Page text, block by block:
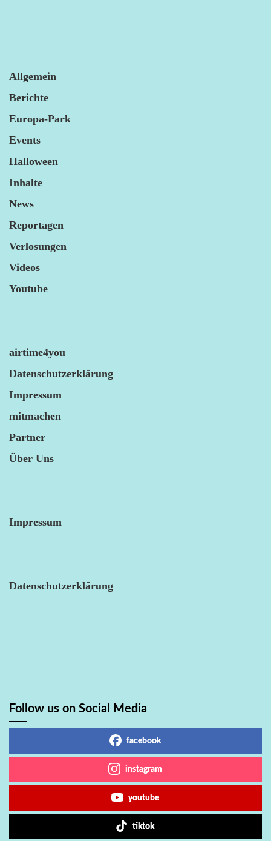
Allgemein
Berichte
Europa-Park
Events
Halloween
Inhalte
News
Reportagen
Verlosungen
Videos
Youtube
airtime4you
Datenschutzerklärung
Impressum
mitmachen
Partner
Über Uns
Impressum
Datenschutzerklärung
Follow us on Social Media
facebook
instagram
youtube
tiktok